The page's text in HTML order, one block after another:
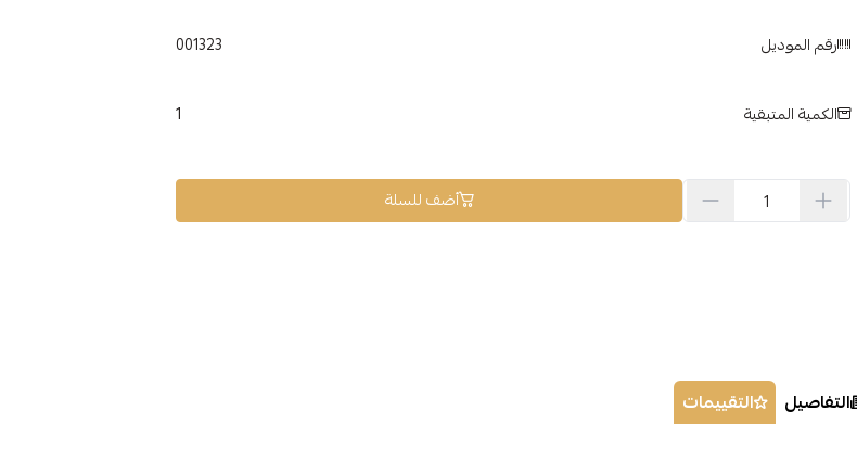
رقم الموديل 001323
الكمية المتبقية 1
أضف للسلة
التفاصيل التقييمات